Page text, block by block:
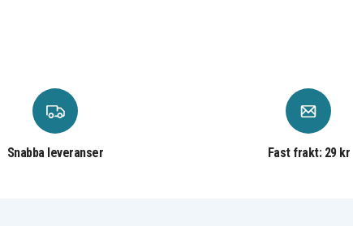
Snabba leveranser Fast frakt: 29 kr